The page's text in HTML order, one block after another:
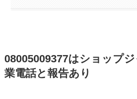
08005009377はショップ
業電話と報告あり